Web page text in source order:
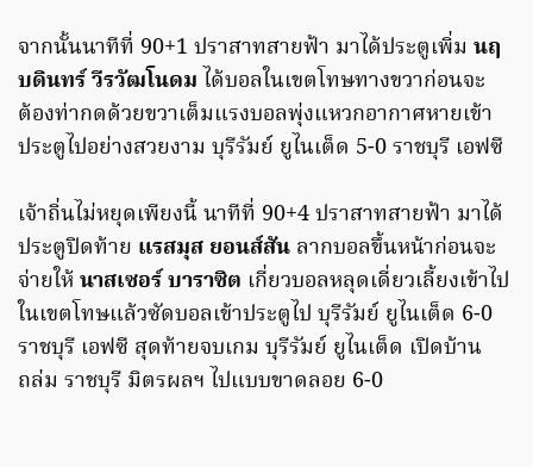
จากนั้นนาทีที่ 90+1 ปราสาทสายฟ้า มาได้ประตูเพิ่ม นฤ
บดินทร์ วีรวัฒโนดม ได้บอลในเขตโทษทางขวาก่อนจะ
ต้องท่ากดด้วยขวาเต็มแรงบอลพุ่งแหวกอากาศหายเข้า
ประตูไปอย่างสวยงาม บุรีรัมย์ ยูไนเต็ด 5-0 ราชบุรี เอฟซี
เจ้าถิ่นไม่หยุดเพียงนี้ นาทีที่ 90+4 ปราสาทสายฟ้า มาได้
ประตูปิดท้าย แรสมุส ยอนส์สัน ลากบอลขึ้นหน้าก่อนจะ
จ่ายให้ นาสเซอร์ บาราซิต เกี่ยวบอลหลุดเดี่ยวเลี้ยงเข้าไป
ในเขตโทษแล้วซัดบอลเข้าประตูไป บุรีรัมย์ ยูไนเต็ด 6-0
ราชบุรี เอฟซี สุดท้ายจบเกม บุรีรัมย์ ยูไนเต็ด เปิดบ้าน
ถล่ม ราชบุรี มิตรผลฯ ไปแบบขาดลอย 6-0